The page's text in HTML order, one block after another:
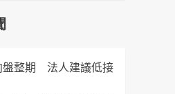
盤整期 法人建議低接